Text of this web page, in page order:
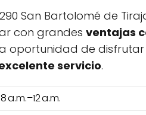
San Bartolomé de
con grandes ventajas
oportunidad de
servicio.
8 a.m.–12 a.m.